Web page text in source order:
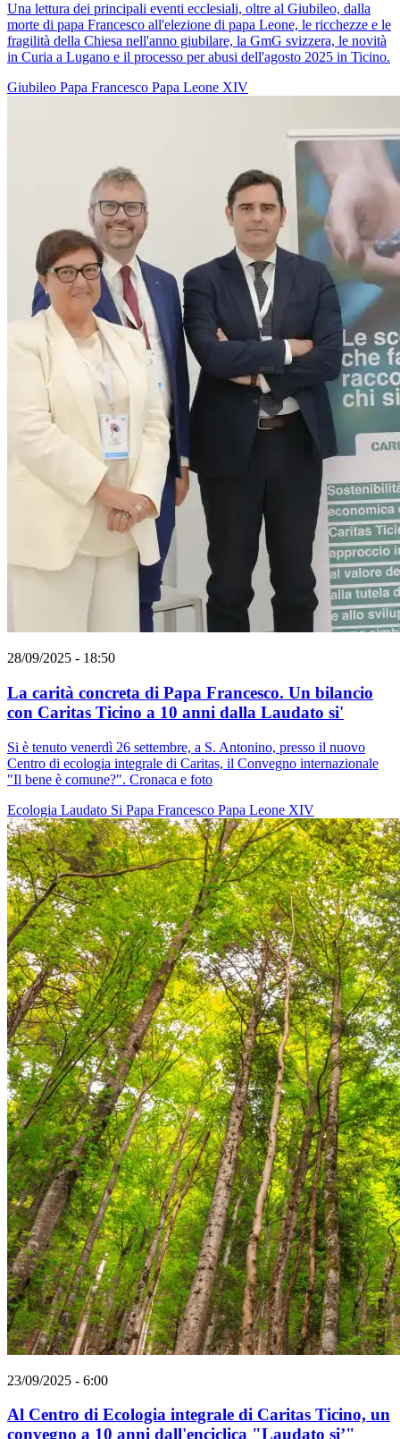
Una lettura dei principali eventi ecclesiali, oltre al Giubileo, dalla
morte di papa Francesco all'elezione di papa Leone, le ricchezze e le
fragilità della Chiesa nell'anno giubilare, la GmG svizzera, le novità
in Curia a Lugano e il processo per abusi dell'agosto 2025 in Ticino.
Giubileo Papa Francesco Papa Leone XIV
28/09/2025 - 18:50
La carità concreta di Papa Francesco. Un bilancio
con Caritas Ticino a 10 anni dalla Laudato si'
Si è tenuto venerdì 26 settembre, a S. Antonino, presso il nuovo
Centro di ecologia integrale di Caritas, il Convegno internazionale
"Il bene è comune?". Cronaca e foto
Ecologia Laudato Si Papa Francesco Papa Leone XIV
23/09/2025 - 6:00
Al Centro di Ecologia integrale di Caritas Ticino, un
convegno a 10 anni dall'enciclica "Laudato si’"